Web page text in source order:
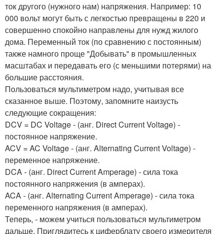
ток другого (нужного нам) напряжения. Например: 10
000 вольт могут быть с легкостью превращены в 220 и
совершенно спокойно направлены для нужд жилого
дома. Переменный ток (по сравнению с постоянным)
также намного проще "Добывать" в промышленных
масштабах и передавать его (с меньшими потерями) на
большие расстояния.
Пользоваться мультиметром надо, учитывая все
сказанное выше. Поэтому, запомните наизусть
следующие сокращения:
DCV = DC Voltage - (анг. Direct Current Voltage) -
постоянное напряжение.
ACV = AC Voltage - (анг. Alternating Current Voltage) -
переменное напряжение.
DCA - (анг. Direct Current Amperage) - сила тока
постоянного напряжения (в амперах).
ACA - (анг. Alternating Current Amperage) - сила тока
переменного напряжения (в амперах).
Теперь, - можем учиться пользоваться мультиметром
дальше. Приглядитесь к циферблату своего измерителя